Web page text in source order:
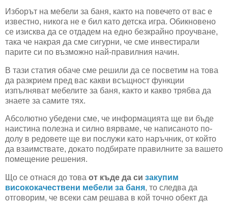
Изборът на мебели за баня, както на повечето от вас е
известно, никога не е бил като детска игра. Обикновено
се изисква да се отдадем на едно безкрайно проучване,
така че накрая да сме сигурни, че сме инвестирали
парите си по възможно най-правилния начин.
В тази статия обаче сме решили да се посветим на това
да разкрием пред вас какви всъщност функции
изпълняват мебелите за баня, както и какво трябва да
знаете за самите тях.
Абсолютно убедени сме, че информацията ще ви бъде
наистина полезна и силно вярваме, че написаното по-
долу в редовете ще ви послужи като наръчник, от който
да взаимствате, докато подбирате правилните за вашето
помещение решения.
Що се отнася до това от къде да си закупим
висококачествени мебели за баня, то следва да
отговорим, че всеки сам решава в кой точно обект да